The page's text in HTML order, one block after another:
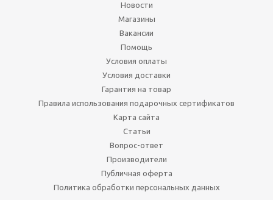
Новости
Магазины
Вакансии
Помощь
Условия оплаты
Условия доставки
Гарантия на товар
Правила использования подарочных сертификатов
Карта сайта
Статьи
Вопрос-ответ
Производители
Публичная оферта
Политика обработки персональных данных